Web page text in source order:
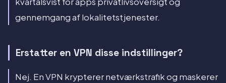
gennemgang af lokalitetstjenester.
Erstatter en VPN disse indstillinger?
Nej. En VPN krypterer netværkstrafik og maskerer